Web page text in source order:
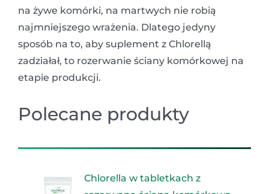
na żywe komórki, na martwych nie robią
najmniejszego wrażenia. Dlatego jedyny
sposób na to, aby suplement z Chlorellą
zadziałał, to rozerwanie ściany komórkowej na
etapie produkcji.
Polecane produkty
Chlorella w tabletkach z